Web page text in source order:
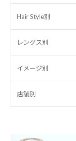
Hair Style別
レングス別
イメージ別
店舗別